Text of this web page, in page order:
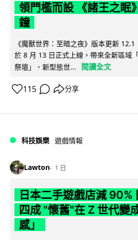
領門檻而設 《諸王之眠
鐘
《魔獸世界：至暗之夜》版本更新
於 8 月 13 日正式上線，帶來全新區域
祭壇」、新型態世...
閱讀全文
115 分享
科技娛樂 遊戲情報
Lawton 1 日
日本二手遊戲店減 90%
四成 "懷舊"在 Z 世代變
感」